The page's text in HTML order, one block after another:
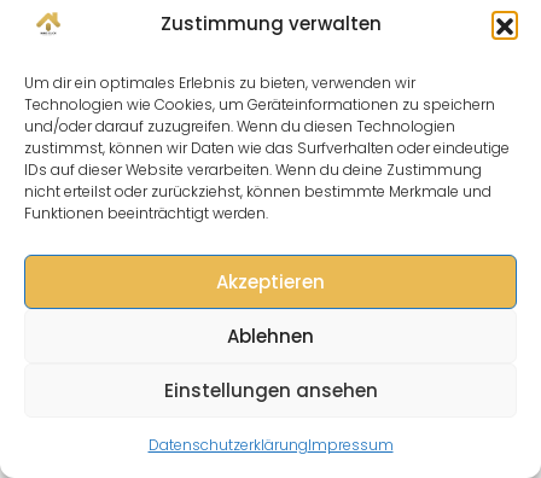
Zustimmung verwalten
Um dir ein optimales Erlebnis zu bieten, verwenden wir
Technologien wie Cookies, um Geräteinformationen zu speichern
und/oder darauf zuzugreifen. Wenn du diesen Technologien
zustimmst, können wir Daten wie das Surfverhalten oder eindeutige
IDs auf dieser Website verarbeiten. Wenn du deine Zustimmung
nicht erteilst oder zurückziehst, können bestimmte Merkmale und
Funktionen beeinträchtigt werden.
Akzeptieren
Ablehnen
Einstellungen ansehen
DatenschutzerklärungImpressum
info@immo-click.at
© Immo Click - All rights reserved
Ibrahim REXHAJ